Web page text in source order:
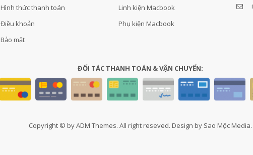
Hình thức thanh toán
Điều khoản
Bảo mật
Linh kiện Macbook
Phụ kiện Macbook
ĐỐI TÁC THANH TOÁN & VẬN CHUYỂN:
Copyright © by ADM Themes. All right reseved. Design by Sao Mộc Media.